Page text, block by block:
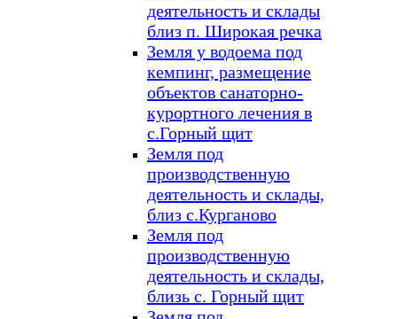
деятельность и склады
близ п. Широкая речка
Земля у водоема под
кемпинг, размещение
объектов санаторно-
курортного лечения в
с.Горный щит
Земля под
производственную
деятельность и склады,
близ с.Курганово
Земля под
производственную
деятельность и склады,
близь с. Горный щит